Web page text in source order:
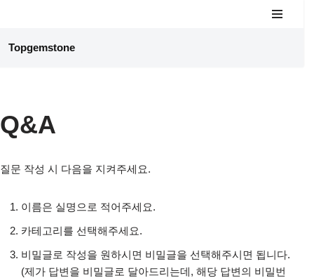
너
뛰
Topgemstone
Q&A
질문 작성 시 다음을 지켜주세요.
이름은 실명으로 적어주세요.
카테고리를 선택해주세요.
비밀글로 작성을 원하시면 비밀글을 선택해주시면 됩니다.
(제가 답변을 비밀글로 달아드리는데, 해당 답변의 비밀번